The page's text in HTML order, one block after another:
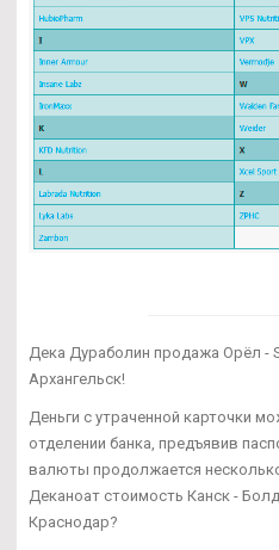
Дека Дураболин продажа Орёл -
Архангельск!
Деньги с утраченной карточки
отделении банка, предъявив
валюты продолжается
Деканоат стоимость Канск -
Краснодар?